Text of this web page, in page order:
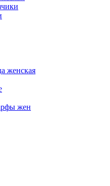
женская
жен